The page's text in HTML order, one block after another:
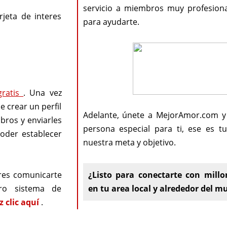
de interes
. Una vez
crear un perfil
y enviarles
establecer
comunicarte
sistema de
clic aquí.
servicio a miembros muy
para ayudarte.
Adelante, únete a MejorAmor.com
persona especial para ti, ese es
nuestra meta y objetivo.
¿Listo para conectarte con
en tu area local y alrededor del